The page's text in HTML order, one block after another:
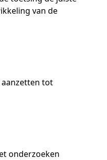
van de
aanzetten tot
onderzoeken